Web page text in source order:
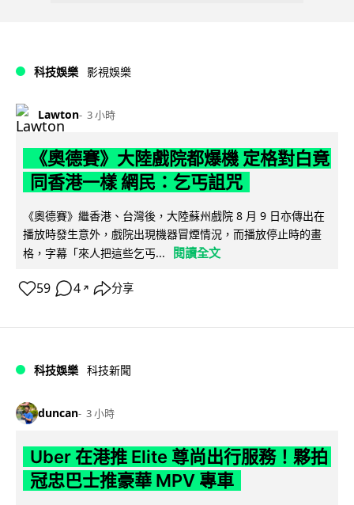
科技娛樂 影視娛樂
Lawton 3 小時
《奧德賽》大陸戲院都爆機 定格對白竟
同香港一樣 網民：乞丐詛咒
《奧德賽》繼香港、台灣後，大陸蘇州戲院 8 月 9 日亦傳出在
播放時發生意外，戲院出現機器冒煙情況，而播放停止時的畫
格，字幕「來人把這些乞丐...
閱讀全文
59 4 ↗ 分享
科技娛樂 科技新聞
duncan 3 小時
Uber 在港推 Elite 尊尚出行服務！夥拍
冠忠巴士推豪華 MPV 專車